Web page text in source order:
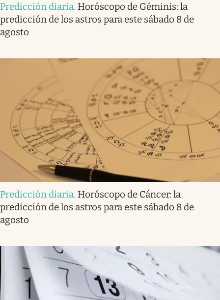
Predicción diaria. Horóscopo de Géminis: la
predicción de los astros para este sábado 8 de
agosto
Predicción diaria. Horóscopo de Cáncer: la
predicción de los astros para este sábado 8 de
agosto